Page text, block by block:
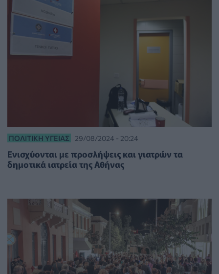
ΠΟΛΙΤΙΚΉ ΥΓΕΊΑΣ 29/08/2024 - 20:24
Ενισχύονται με προσλήψεις και γιατρών τα
δημοτικά ιατρεία της Αθήνας